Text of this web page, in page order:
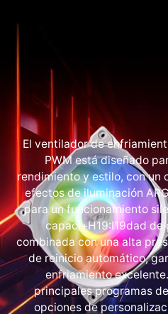
El ventilador de
PWM está diseñado
rendimiento y estilo, con un
efectos de iluminación
para un funcionamiento
capaci+H19:I19dad de
combinada con una alta
de reinicio automático,
enfriamiento
principales programas
opciones de